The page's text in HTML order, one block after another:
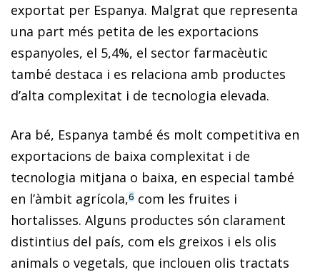
exportat per Espanya. Malgrat que representa
una part més petita de les exportacions
espanyoles, el 5,4%, el sector farmacèutic
també destaca i es relaciona amb productes
d’alta complexitat i de tecnologia elevada.
Ara bé, Espanya també és molt competitiva en
exporta­cions de baixa complexitat i de
tecnologia mitjana o baixa, en especial també
en l’àmbit agrícola,6 com les fruites i
hortalisses. Alguns productes són clarament
distintius del país, com els greixos i els olis
animals o vegetals, que inclouen olis tractats